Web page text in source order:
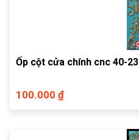
Ốp cột cửa chính cnc 40-23
100.000 ₫